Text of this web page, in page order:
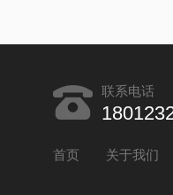
联系电话
首页 关于我们